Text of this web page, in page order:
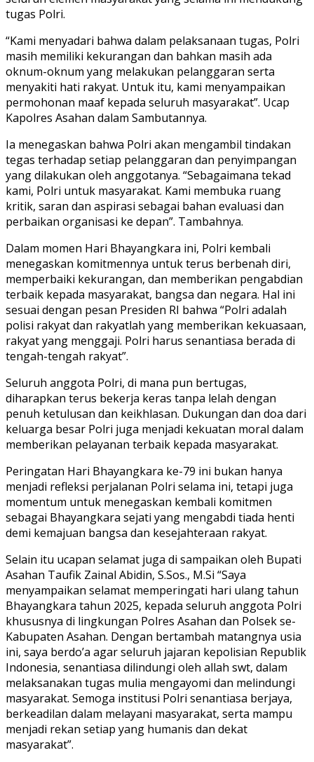
tugas Polri.
“Kami menyadari bahwa dalam pelaksanaan tugas, Polri
masih memiliki kekurangan dan bahkan masih ada
oknum-oknum yang melakukan pelanggaran serta
menyakiti hati rakyat. Untuk itu, kami menyampaikan
permohonan maaf kepada seluruh masyarakat”. Ucap
Kapolres Asahan dalam Sambutannya.
Ia menegaskan bahwa Polri akan mengambil tindakan
tegas terhadap setiap pelanggaran dan penyimpangan
yang dilakukan oleh anggotanya. “Sebagaimana tekad
kami, Polri untuk masyarakat. Kami membuka ruang
kritik, saran dan aspirasi sebagai bahan evaluasi dan
perbaikan organisasi ke depan”. Tambahnya.
Dalam momen Hari Bhayangkara ini, Polri kembali
menegaskan komitmennya untuk terus berbenah diri,
memperbaiki kekurangan, dan memberikan pengabdian
terbaik kepada masyarakat, bangsa dan negara. Hal ini
sesuai dengan pesan Presiden RI bahwa “Polri adalah
polisi rakyat dan rakyatlah yang memberikan kekuasaan,
rakyat yang menggaji. Polri harus senantiasa berada di
tengah-tengah rakyat”.
Seluruh anggota Polri, di mana pun bertugas,
diharapkan terus bekerja keras tanpa lelah dengan
penuh ketulusan dan keikhlasan. Dukungan dan doa dari
keluarga besar Polri juga menjadi kekuatan moral dalam
memberikan pelayanan terbaik kepada masyarakat.
Peringatan Hari Bhayangkara ke-79 ini bukan hanya
menjadi refleksi perjalanan Polri selama ini, tetapi juga
momentum untuk menegaskan kembali komitmen
sebagai Bhayangkara sejati yang mengabdi tiada henti
demi kemajuan bangsa dan kesejahteraan rakyat.
Selain itu ucapan selamat juga di sampaikan oleh Bupati
Asahan Taufik Zainal Abidin, S.Sos., M.Si “Saya
menyampaikan selamat memperingati hari ulang tahun
Bhayangkara tahun 2025, kepada seluruh anggota Polri
khususnya di lingkungan Polres Asahan dan Polsek se-
Kabupaten Asahan. Dengan bertambah matangnya usia
ini, saya berdo’a agar seluruh jajaran kepolisian Republik
Indonesia, senantiasa dilindungi oleh allah swt, dalam
melaksanakan tugas mulia mengayomi dan melindungi
masyarakat. Semoga institusi Polri senantiasa berjaya,
berkeadilan dalam melayani masyarakat, serta mampu
menjadi rekan setiap yang humanis dan dekat
masyarakat”.